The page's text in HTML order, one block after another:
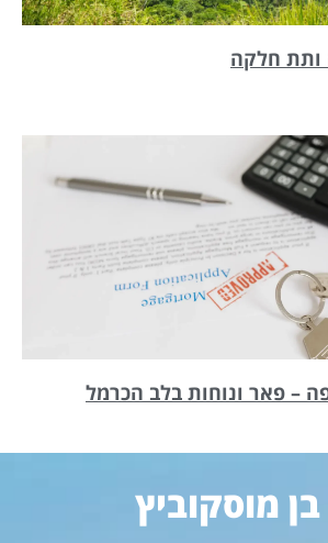
ותת חלקה
– פאר ונוחות בלב הכרמל
מוסקוביץ